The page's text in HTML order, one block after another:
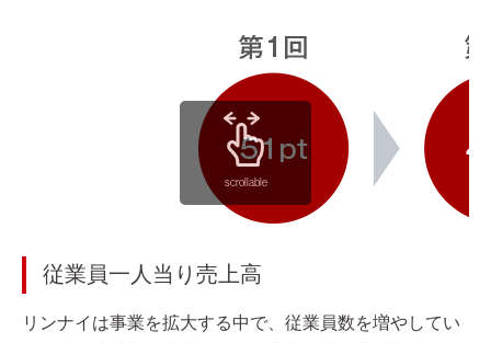
scrollable
従業員一人当り売上高
リンナイは事業を拡大する中で、従業員数を増やしてい